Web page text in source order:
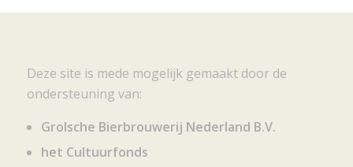
Deze site is mede mogelijk gemaakt door de
ondersteuning van:
Grolsche Bierbrouwerij Nederland B.V.
het Cultuurfonds